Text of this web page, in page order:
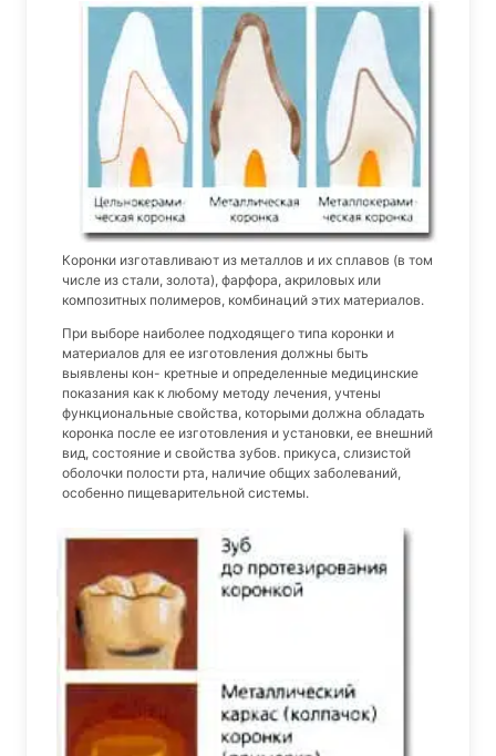
Коронки изготавливают из металлов и их сплавов (в том
числе из стали, золота), фарфора, акриловых или
композитных полимеров, комбинаций этих материалов.
При выборе наиболее подходящего типа коронки и
материалов для ее изготовления должны быть
выявлены кон- кретные и определенные медицинские
показания как к любому методу лечения, учтены
функциональные свойства, которыми должна обладать
коронка после ее изготовления и установки, ее внешний
вид, состояние и свойства зубов. прикуса, слизистой
оболочки полости рта, наличие общих заболеваний,
особенно пищеварительной системы.